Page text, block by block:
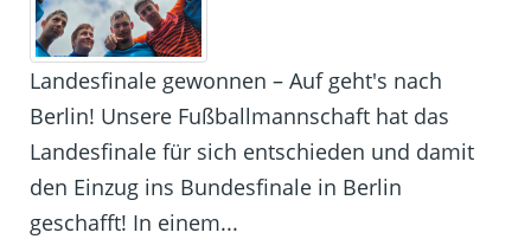
Landesfinale gewonnen – Auf geht's nach
Berlin! Unsere Fußballmannschaft hat das
Landesfinale für sich entschieden und damit
den Einzug ins Bundesfinale in Berlin
geschafft! In einem...